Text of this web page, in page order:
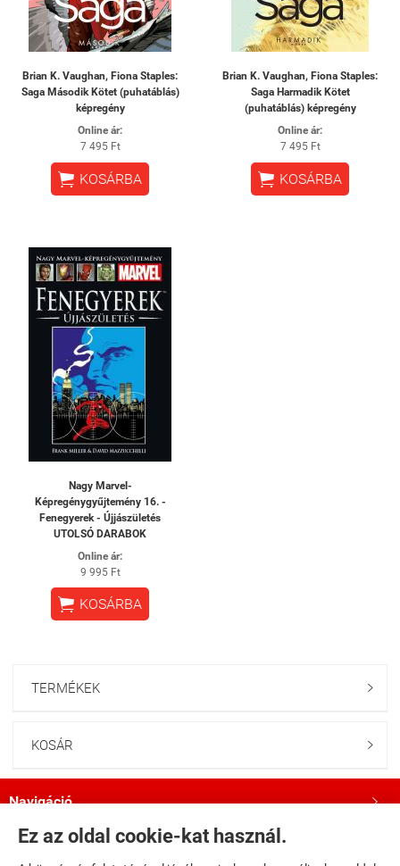
Ez az oldal cookie-kat használ.
Brian K. Vaughan, Fiona Staples:
Saga Második Kötet (puhatáblás)
képregény
Online ár:
7 495 Ft
 KOSÁRBA
Brian K. Vaughan, Fiona Staples:
Saga Harmadik Kötet
(puhatáblás) képregény
Online ár:
7 495 Ft
 KOSÁRBA
Nagy Marvel-
Képregénygyűjtemény 16. -
Fenegyerek - Újjászületés
UTOLSÓ DARABOK
Online ár:
9 995 Ft
 KOSÁRBA
TERMÉKEK 
KOSÁR 
Navigáció 
Saját fiók